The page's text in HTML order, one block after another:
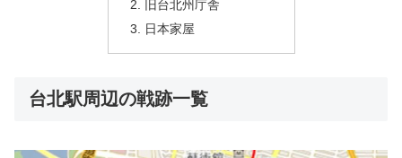
旧台北州庁舎
日本家屋
台北駅周辺の戦跡一覧